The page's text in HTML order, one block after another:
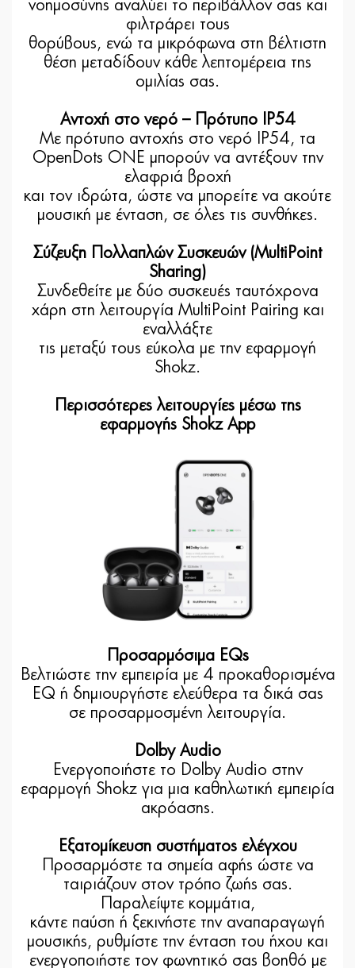
νοημοσύνης αναλύει το περιβάλλον σας και
φιλτράρει τους
θορύβους, ενώ τα μικρόφωνα στη βέλτιστη
θέση μεταδίδουν κάθε λεπτομέρεια της
ομιλίας σας.
Αντοχή στο νερό – Πρότυπο IP54
Με πρότυπο αντοχής στο νερό IP54, τα
OpenDots ONE μπορούν να αντέξουν την
ελαφριά βροχή
και τον ιδρώτα, ώστε να μπορείτε να ακούτε
μουσική με ένταση, σε όλες τις συνθήκες.
Σύζευξη Πολλαπλών Συσκευών (MultiPoint
Sharing)
Συνδεθείτε με δύο συσκευές ταυτόχρονα
χάρη στη λειτουργία MultiPoint Pairing και
εναλλάξτε
τις μεταξύ τους εύκολα με την εφαρμογή
Shokz.
Περισσότερες λειτουργίες μέσω της
εφαρμογής Shokz App
Προσαρμόσιμα EQs
Βελτιώστε την εμπειρία με 4 προκαθορισμένα
EQ ή δημιουργήστε ελεύθερα τα δικά σας
σε προσαρμοσμένη λειτουργία.
Dolby Audio
Ενεργοποιήστε το Dolby Audio στην
εφαρμογή Shokz για μια καθηλωτική εμπειρία
ακρόασης.
Εξατομίκευση συστήματος ελέγχου
Προσαρμόστε τα σημεία αφής ώστε να
ταιριάζουν στον τρόπο ζωής σας.
Παραλείψτε κομμάτια,
κάντε παύση ή ξεκινήστε την αναπαραγωγή
μουσικής, ρυθμίστε την ένταση του ήχου και
ενεργοποιήστε τον φωνητικό σας βοηθό με